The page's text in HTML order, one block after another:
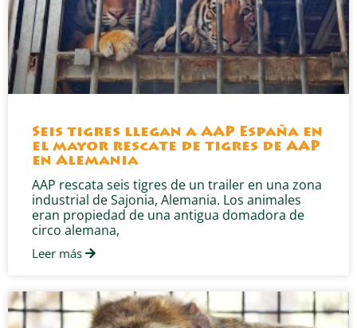
Seis tigres llegan a AAP España en
el mayor rescate de tigres de AAP
en Alemania
AAP rescata seis tigres de un trailer en una zona
industrial de Sajonia, Alemania. Los animales
eran propiedad de una antigua domadora de
circo alemana,
Leer más